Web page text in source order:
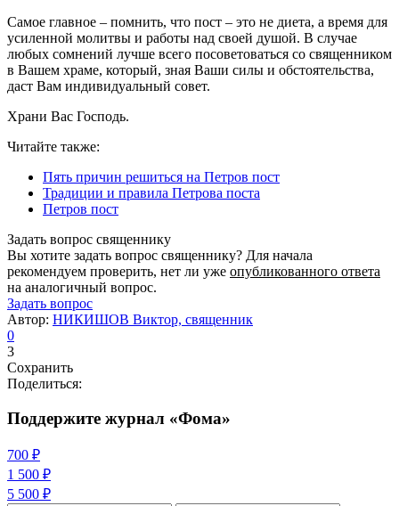
Самое главное – помнить, что пост – это не диета, а время для
усиленной молитвы и работы над своей душой. В случае
любых сомнений лучше всего посоветоваться со священником
в Вашем храме, который, зная Ваши силы и обстоятельства,
даст Вам индивидуальный совет.
Храни Вас Господь.
Читайте также:
Пять причин решиться на Петров пост
Традиции и правила Петрова поста
Петров пост
Задать вопрос священнику
Вы хотите задать вопрос священнику? Для начала
рекомендуем проверить, нет ли уже опубликованного ответа
на аналогичный вопрос.
Задать вопрос
Автор: НИКИШОВ Виктор, священник
0
3
Сохранить
Поделиться:
Поддержите журнал «Фома»
700 ₽
1 500 ₽
5 500 ₽